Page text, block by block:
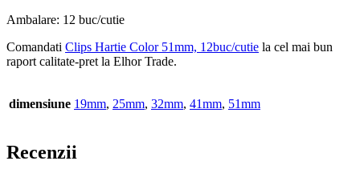
Ambalare: 12 buc/cutie
Comandati Clips Hartie Color 51mm, 12buc/cutie la cel mai bun
raport calitate-pret la Elhor Trade.
dimensiune 19mm, 25mm, 32mm, 41mm, 51mm
Recenzii